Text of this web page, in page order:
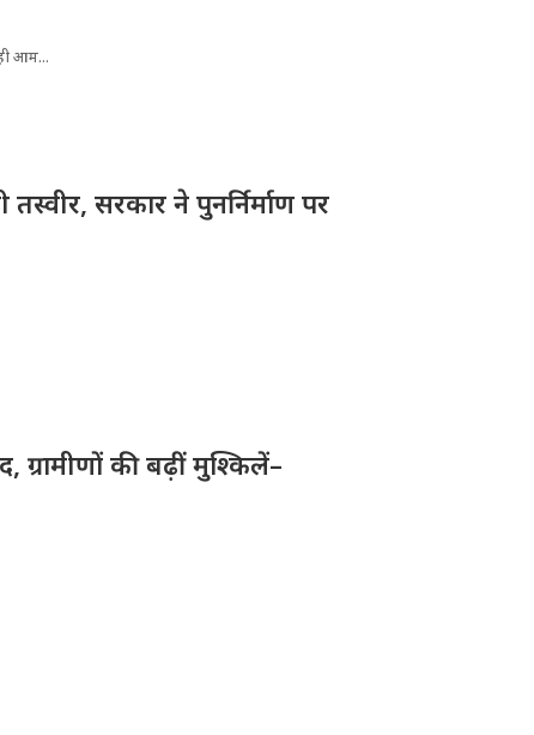
आम...
सरकार ने पुनर्निर्माण पर
की बढ़ीं मुश्किलें–